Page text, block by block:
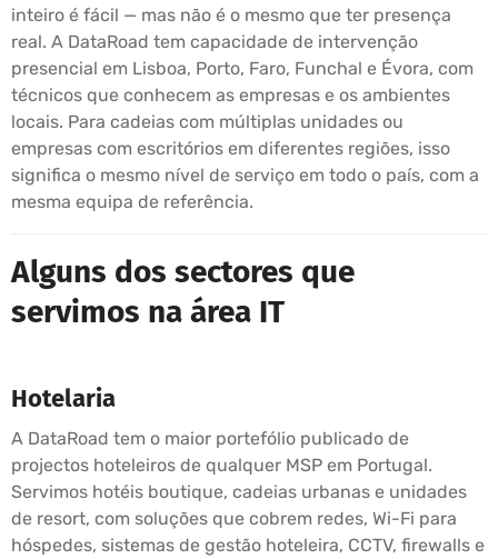
inteiro é fácil — mas não é o mesmo que ter presença
real. A DataRoad tem capacidade de intervenção
presencial em Lisboa, Porto, Faro, Funchal e Évora, com
técnicos que conhecem as empresas e os ambientes
locais. Para cadeias com múltiplas unidades ou
empresas com escritórios em diferentes regiões, isso
significa o mesmo nível de serviço em todo o país, com a
mesma equipa de referência.
Alguns dos sectores que
servimos na área IT
Hotelaria
A DataRoad tem o maior portefólio publicado de
projectos hoteleiros de qualquer MSP em Portugal.
Servimos hotéis boutique, cadeias urbanas e unidades
de resort, com soluções que cobrem redes, Wi-Fi para
hóspedes, sistemas de gestão hoteleira, CCTV, firewalls e